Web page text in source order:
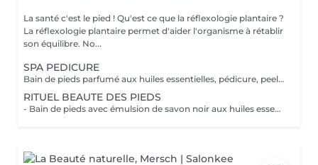
La santé c'est le pied ! Qu'est ce que la réflexologie plantaire ?
La réflexologie plantaire permet d'aider l'organisme à rétablir
son équilibre. No...
SPA PEDICURE
Bain de pieds parfumé aux huiles essentielles, pédicure, peeling au sel senteur orientale, masque chaussettes, massage au beurre de karité
RITUEL BEAUTE DES PIEDS
- Bain de pieds avec émulsion de savon noir aux huiles essentielles méthode traditionnel marocaine - Gommage au sel senteur orientale - Collagène masque/chaussettes - Massage des pieds relaxant et défatigant activant ainsi la circulation sanguine et libérant toute les tensions au beurre de karité